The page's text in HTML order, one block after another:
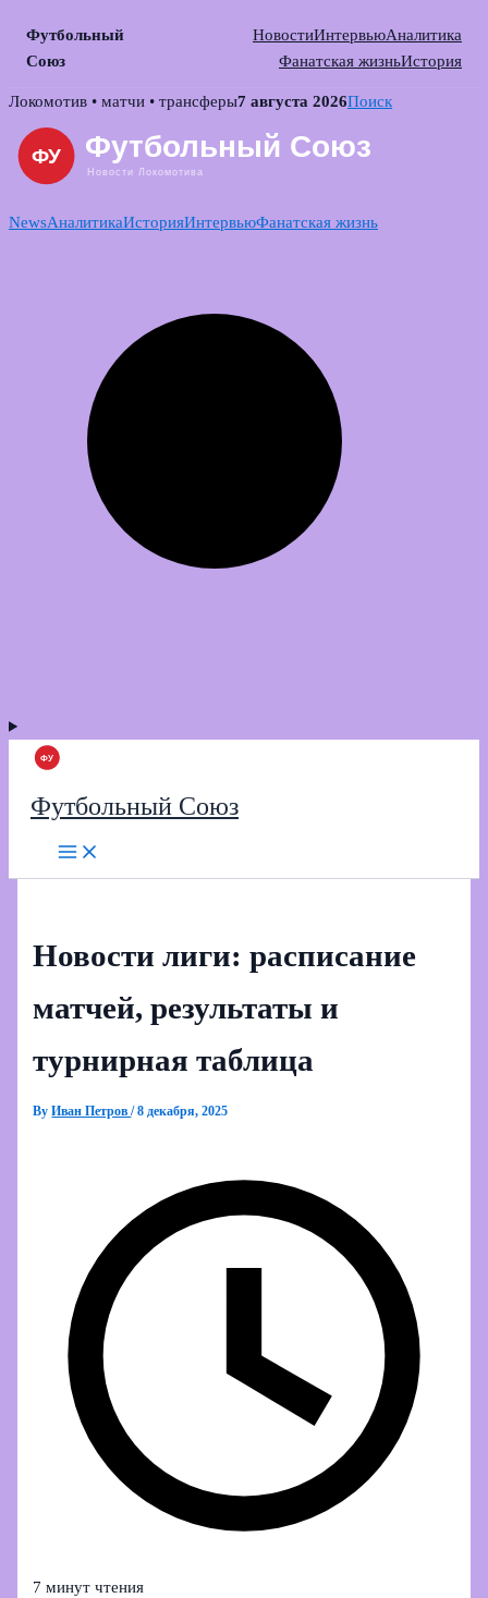
Футбольный
Союз
НовостиИнтервьюАналитика
Фанатская жизньИстория
Skip
content
Локомотив • матчи • трансферы7 августа 2026Поиск
NewsАналитикаИсторияИнтервьюФанатская жизнь
Футбольный Союз
Новости лиги: расписание
матчей, результаты и
турнирная таблица
ByИван Петров/8 декабря, 2025
7 минут чтения